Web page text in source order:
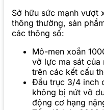
Sở hữu sức mạnh vượt
thông thường, sản
các thông số:
Mô-men xoắn
vỡ lực ma sát của
trên các kết cấu
Đầu trục 3/4 inch
không bị nứt vỡ
động cơ hạng